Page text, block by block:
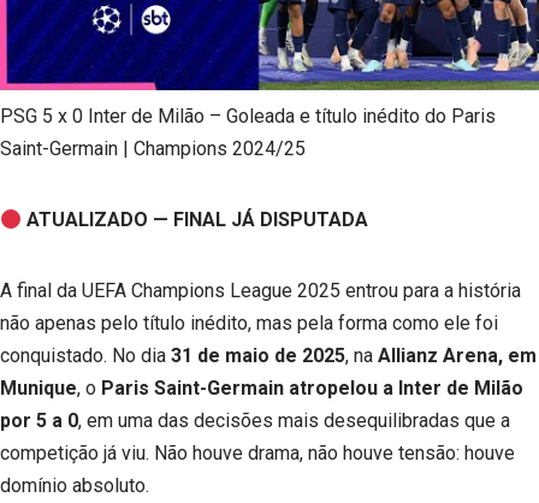
PSG 5 x 0 Inter de Milão – Goleada e título inédito do Paris
Saint-Germain | Champions 2024/25
ATUALIZADO — FINAL JÁ DISPUTADA
A final da UEFA Champions League 2025 entrou para a história
não apenas pelo título inédito, mas pela forma como ele foi
conquistado. No dia 31 de maio de 2025, na Allianz Arena, em
Munique, o Paris Saint-Germain atropelou a Inter de Milão
por 5 a 0, em uma das decisões mais desequilibradas que a
competição já viu. Não houve drama, não houve tensão: houve
domínio absoluto.